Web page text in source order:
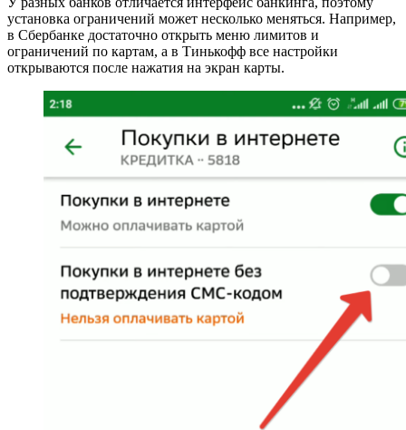
установка ограничений может несколько меняться. Например,
в Сбербанке достаточно открыть меню лимитов и
ограничений по картам, а в Тинькофф все настройки
открываются после нажатия на экран карты.